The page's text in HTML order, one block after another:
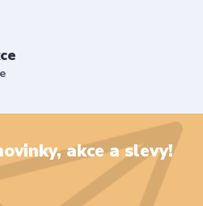
akce a slevy!